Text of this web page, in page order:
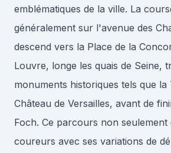
emblématiques de la ville. La
généralement sur l'avenue des
descend vers la Place de la
Louvre, longe les quais de Seine,
monuments historiques tels que la
Château de Versailles, avant de
Foch. Ce parcours non seulement
coureurs avec ses variations de